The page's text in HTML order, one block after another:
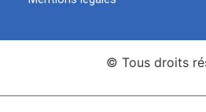
© Tous droits